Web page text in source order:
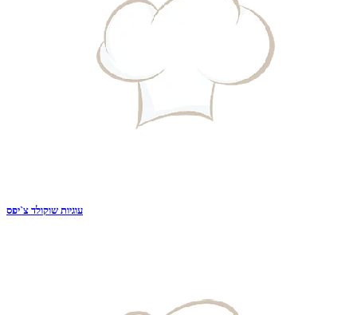
עוגיות שוקולד צ`יפס